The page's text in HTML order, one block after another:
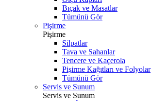
Bıçak ve Masatlar
Tümünü Gör
Pişirme
Pişirme
Silpatlar
Tava ve Sahanlar
Tencere ve Kaçerola
Pişirme Kağıtları ve Folyolar
Tümünü Gör
Servis ve Sunum
Servis ve Sunum